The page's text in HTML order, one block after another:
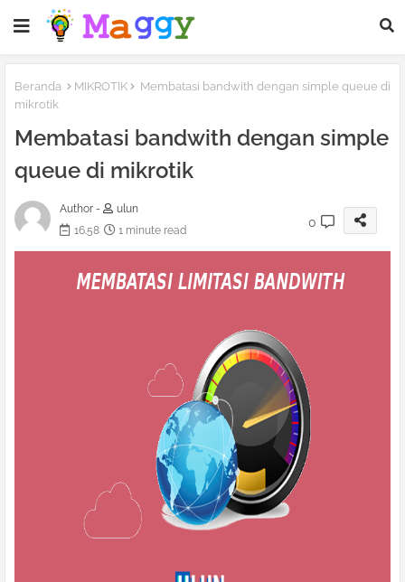
Beranda MIKROTIK
Membatasi bandwith dengan simple queue di
mikrotik
Membatasi bandwith dengan simple
queue di mikrotik
Author -
ulun
16.58
1 minute read
0